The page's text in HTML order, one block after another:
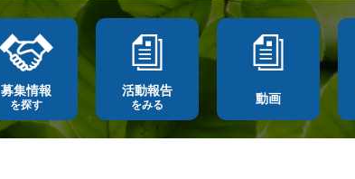
募集情報
を探す
活動報告
をみる 動画